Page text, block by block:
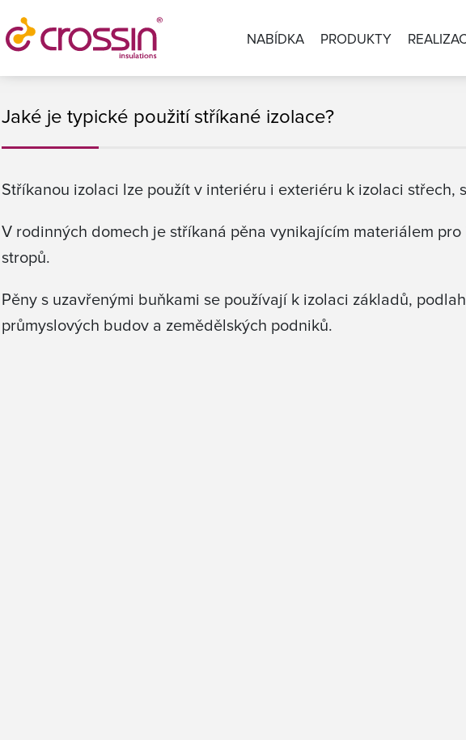
NABÍDKA PRODUKTY
Jaké je typické použití stříkané izolace?
Stříkanou izolaci lze použít v interiéru i exteriéru k izolaci střech,
V rodinných domech je stříkaná pěna vynikajícím materiálem pro
stropů.
Pěny s uzavřenými buňkami se používají k izolaci základů,
průmyslových budov a zemědělských podniků.